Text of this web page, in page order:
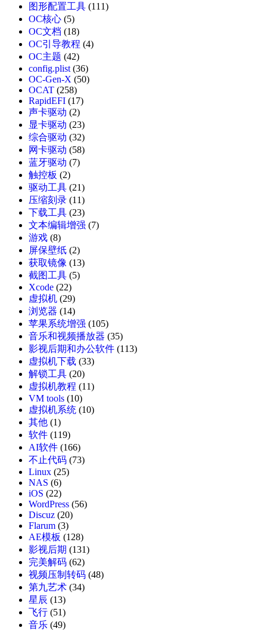
图形配置工具 (111)
OC核心 (5)
OC文档 (18)
OC引导教程 (4)
OC主题 (42)
config.plist (36)
OC-Gen-X (50)
OCAT (258)
RapidEFI (17)
声卡驱动 (2)
显卡驱动 (23)
综合驱动 (32)
网卡驱动 (58)
蓝牙驱动 (7)
触控板 (2)
驱动工具 (21)
压缩刻录 (11)
下载工具 (23)
文本编辑增强 (7)
游戏 (8)
屏保壁纸 (2)
获取镜像 (13)
截图工具 (5)
Xcode (22)
虚拟机 (29)
浏览器 (14)
苹果系统增强 (105)
音乐和视频播放器 (35)
影视后期和办公软件 (113)
虚拟机下载 (33)
解锁工具 (20)
虚拟机教程 (11)
VM tools (10)
虚拟机系统 (10)
其他 (1)
软件 (119)
AI软件 (166)
不止代码 (73)
Linux (25)
NAS (6)
iOS (22)
WordPress (56)
Discuz (20)
Flarum (3)
AE模板 (128)
影视后期 (131)
完美解码 (62)
视频压制转码 (48)
第九艺术 (34)
星辰 (13)
飞行 (51)
音乐 (49)